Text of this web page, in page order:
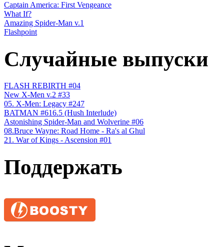
Captain America: First Vengeance
What If?
Amazing Spider-Man v.1
Flashpoint
Случайные выпуски
FLASH REBIRTH #04
New X-Men v.2 #33
05. X-Men: Legacy #247
BATMAN #616.5 (Hush Interlude)
Astonishing Spider-Man and Wolverine #06
08.Bruce Wayne: Road Home - Ra's al Ghul
21. War of Kings - Ascension #01
Поддержать